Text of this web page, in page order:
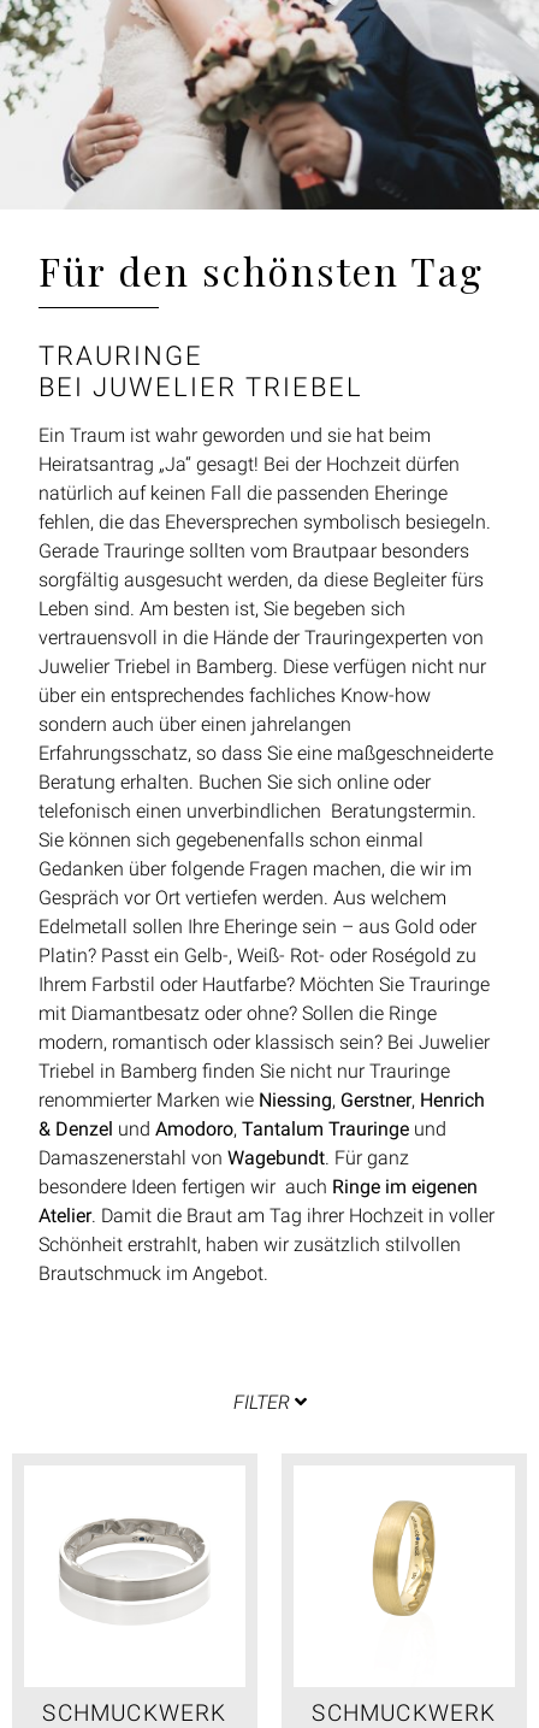
Für den schönsten Tag
TRAURINGE
BEI JUWELIER TRIEBEL
Ein Traum ist wahr geworden und sie hat beim
Heiratsantrag „Ja“ gesagt! Bei der Hochzeit dürfen
natürlich auf keinen Fall die passenden Eheringe
fehlen, die das Eheversprechen symbolisch besiegeln.
Gerade Trauringe sollten vom Brautpaar besonders
sorgfältig ausgesucht werden, da diese Begleiter fürs
Leben sind. Am besten ist, Sie begeben sich
vertrauensvoll in die Hände der Trauringexperten von
Juwelier Triebel in Bamberg. Diese verfügen nicht nur
über ein entsprechendes fachliches Know-how
sondern auch über einen jahrelangen
Erfahrungsschatz, so dass Sie eine maßgeschneiderte
Beratung erhalten. Buchen Sie sich online oder
telefonisch einen unverbindlichen Beratungstermin.
Sie können sich gegebenenfalls schon einmal
Gedanken über folgende Fragen machen, die wir im
Gespräch vor Ort vertiefen werden. Aus welchem
Edelmetall sollen Ihre Eheringe sein – aus Gold oder
Platin? Passt ein Gelb-, Weiß- Rot- oder Roségold zu
Ihrem Farbstil oder Hautfarbe? Möchten Sie Trauringe
mit Diamantbesatz oder ohne? Sollen die Ringe
modern, romantisch oder klassisch sein? Bei Juwelier
Triebel in Bamberg finden Sie nicht nur Trauringe
renommierter Marken wie Niessing, Gerstner, Henrich
& Denzel und Amodoro, Tantalum Trauringe und
Damaszenerstahl von Wagebundt. Für ganz
besondere Ideen fertigen wir auch Ringe im eigenen
Atelier. Damit die Braut am Tag ihrer Hochzeit in voller
Schönheit erstrahlt, haben wir zusätzlich stilvollen
Brautschmuck im Angebot.
FILTER
SCHMUCKWERK SCHMUCKWERK